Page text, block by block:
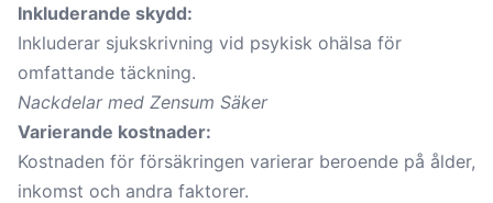
Inkluderande skydd:
Inkluderar sjukskrivning vid psykisk ohälsa för
omfattande täckning.
Nackdelar med Zensum Säker
Varierande kostnader:
Kostnaden för försäkringen varierar beroende på ålder,
inkomst och andra faktorer.